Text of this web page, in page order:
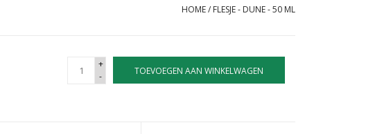
HOME/ FLESJE - DUNE - 50 ML
+
-
TOEVOEGEN AAN WINKELWAGEN